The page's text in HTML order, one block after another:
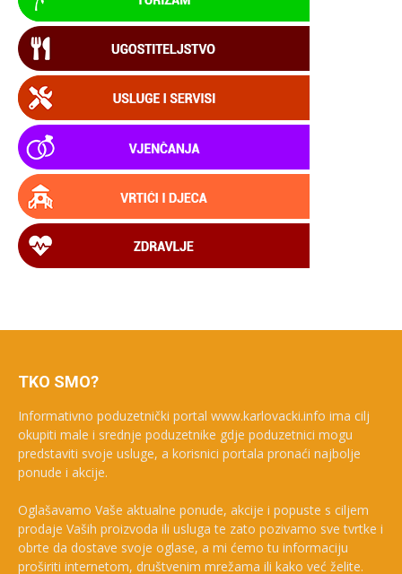
TKO SMO?
Informativno poduzetnički portal www.karlovacki.info ima cilj
okupiti male i srednje poduzetnike gdje poduzetnici mogu
predstaviti svoje usluge, a korisnici portala pronaći najbolje
ponude i akcije.
Oglašavamo Vaše aktualne ponude, akcije i popuste s ciljem
prodaje Vaših proizvoda ili usluga te zato pozivamo sve tvrtke i
obrte da dostave svoje oglase, a mi ćemo tu informaciju
proširiti internetom, društvenim mrežama ili kako već želite.